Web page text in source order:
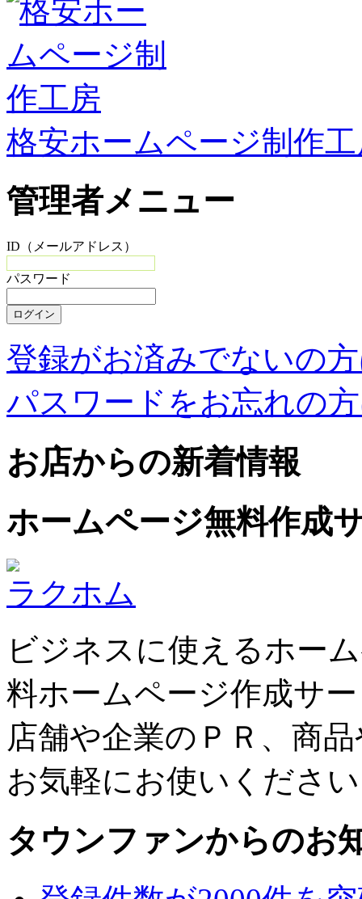
格安ホームページ制作
管理者メニュー
ID（メールアドレス）
パスワード
登録がお済みでないの
パスワードをお忘れの
お店からの新着情報
ホームページ無料作成
ラクホム
ビジネスに使えるホー
料ホームページ作成サ
店舗や企業のＰＲ、商
お気軽にお使いくださ
タウンファンからのお